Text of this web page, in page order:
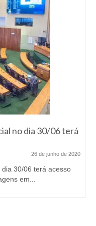
no dia 30/06 terá
26 de junho de 2020
30/06 terá acesso
em...